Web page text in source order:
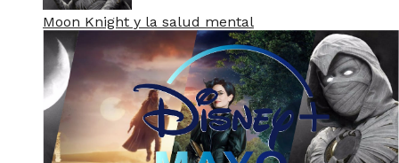
Moon Knight y la salud mental